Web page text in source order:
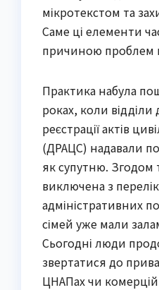
мікротекстом та
Саме ці елементи
причиною проблем
Практика набула
роках, коли відділи
реєстрації актів
(ДРАЦС) надавали
як супутню. Згодом
виключена з
адміністративних
сімей уже мали
Сьогодні люди
звертатися до
ЦНАПах чи